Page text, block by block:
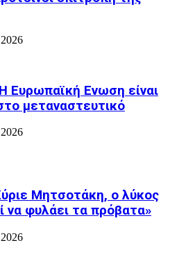
Ευρωπαϊκή Ενωση είναι
μεταναστευτικό
Μητσοτάκη, ο λύκος
να φυλάει τα πρόβατα»